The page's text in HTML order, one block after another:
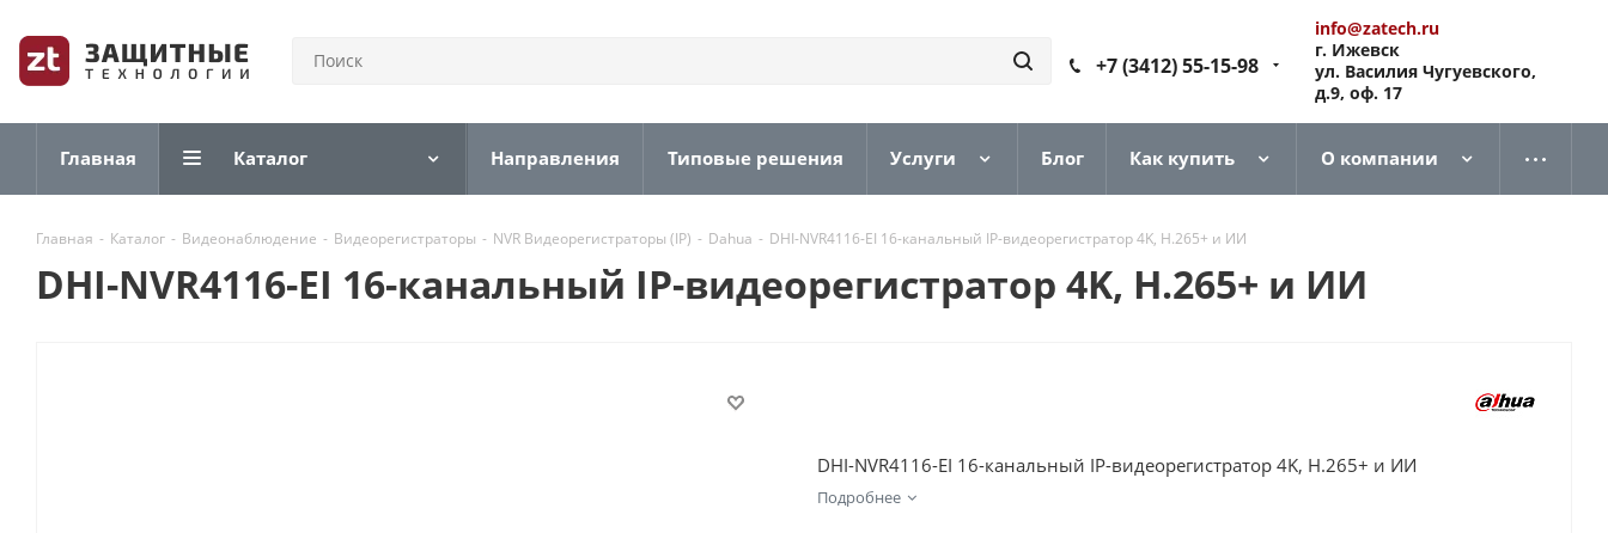
+7 (3412) 55-15-98
info@zatech.ru
г. Ижевск
ул. Василия Чугуевского,
д.9, оф. 17
Главная Каталог Направления Типовые решения Услуги Блог Как купить О компании
Главная - Каталог - Видеонаблюдение - Видеорегистраторы - NVR Видеорегистраторы (IP) - Dahua - DHI-NVR4116-EI 16-канальный IP-видеорегистратор 4K, H.265+ и ИИ
DHI-NVR4116-EI 16-канальный IP-видеорегистратор 4K, H.265+ и ИИ
DHI-NVR4116-EI 16-канальный IP-видеорегистратор 4K, H.265+ и ИИ
Подробнее